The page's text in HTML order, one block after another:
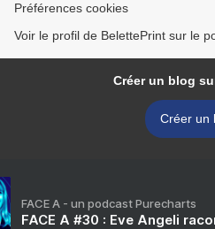
Préférences cookies
Voir le profil de BelettePrint sur le
Créer un blog
Créer un
FACE A - un podcast Purecharts
FACE A #30 : Eve Angeli